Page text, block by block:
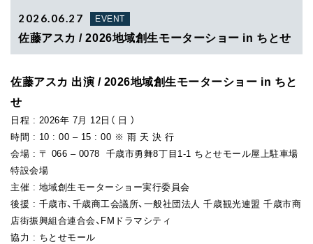
PROFILE
STORE
FAN CLUB
2026.06.27 EVENT
佐藤アスカ / 2026地域創生モーターショー in ちとせ
佐藤アスカ 出演 / 2026地域創生モーターショー in ちと
せ
日程 : 2026年 7月 12日（ 日 ）
時間 : 10 : 00 – 15 : 00 ※ 雨 天 決 行
会場 : 〒 066 – 0078 千歳市勇舞8丁目1-1 ちとせモール屋上駐車場
特設会場
主催 : 地域創生モーターショー実行委員会
後援 : 千歳市、千歳商工会議所、一般社団法人 千歳観光連盟 千歳市商
店街振興組合連合会、FMドラマシティ
協力 : ちとせモール